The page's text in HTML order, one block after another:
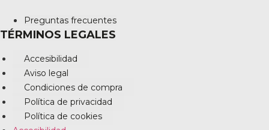
Preguntas frecuentes
TÉRMINOS LEGALES
Accesibilidad
Aviso legal
Condiciones de compra
Política de privacidad
Política de cookies